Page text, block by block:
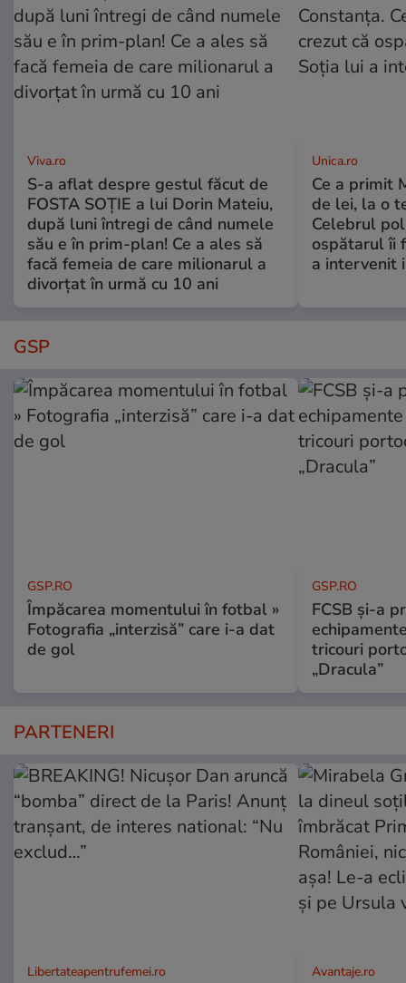
Viva.ro
S-a aflat despre gestul făcut de
FOSTA SOȚIE a lui Dorin Mateiu,
după luni întregi de când numele
său e în prim-plan! Ce a ales să
facă femeia de care milionarul a
divorțat în urmă cu 10 ani
Unica.ro
Ce a primit
de lei, la o
Celebrul
ospătarul îi
a intervenit
GSP
GSP.RO
Împăcarea momentului în fotbal »
Fotografia „interzisă” care i-a dat
de gol
GSP.RO
FCSB și-a
tricouri
„Dracula”
PARTENERI
Libertateapentrufemei.ro Avantaje.ro